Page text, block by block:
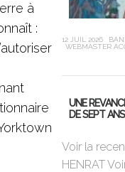
à
:
12 JUIL 2026
WEBMASTER
UNE
DE SEPT
Voir la
HENRAT